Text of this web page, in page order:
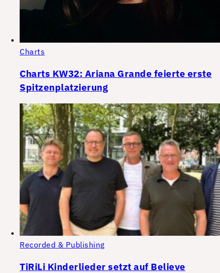
Charts
Charts KW32: Ariana Grande feierte erste
Spitzenplatzierung
Recorded & Publishing
TiRiLi Kinderlieder setzt auf Believe